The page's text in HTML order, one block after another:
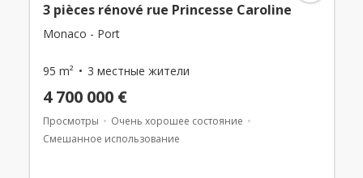
3 pièces rénové rue Princesse Caroline
Monaco - Port
95 m² 3 местные жители
4 700 000 €
Просмотры
Очень хорошее состояние
Смешанное использование